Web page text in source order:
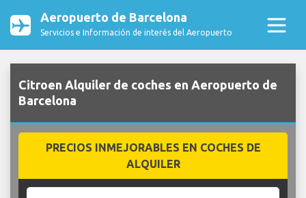
Aeropuerto de Barcelona
Servicios e Información de interés del Aeropuerto
Citroen Alquiler de coches en Aeropuerto de
Barcelona
PRECIOS INMEJORABLES EN COCHES DE
ALQUILER